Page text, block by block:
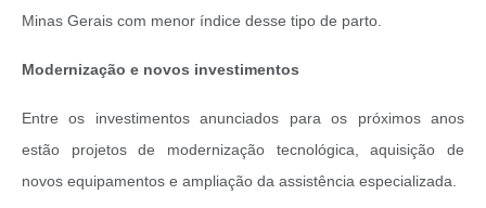
Minas Gerais com menor índice desse tipo de parto.
Modernização e novos investimentos
Entre os investimentos anunciados para os próximos anos
estão projetos de modernização tecnológica, aquisição de
novos equipamentos e ampliação da assistência especializada.